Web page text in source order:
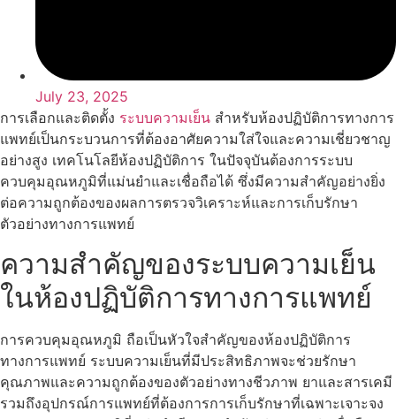
July 23, 2025
การเลือกและติดตั้ง ระบบความเย็น สำหรับห้องปฏิบัติการทางการ
แพทย์เป็นกระบวนการที่ต้องอาศัยความใส่ใจและความเชี่ยวชาญ
อย่างสูง เทคโนโลยีห้องปฏิบัติการ ในปัจจุบันต้องการระบบ
ควบคุมอุณหภูมิที่แม่นยำและเชื่อถือได้ ซึ่งมีความสำคัญอย่างยิ่ง
ต่อความถูกต้องของผลการตรวจวิเคราะห์และการเก็บรักษา
ตัวอย่างทางการแพทย์
ความสำคัญของระบบความเย็น
ในห้องปฏิบัติการทางการแพทย์
การควบคุมอุณหภูมิ ถือเป็นหัวใจสำคัญของห้องปฏิบัติการ
ทางการแพทย์ ระบบความเย็นที่มีประสิทธิภาพจะช่วยรักษา
คุณภาพและความถูกต้องของตัวอย่างทางชีวภาพ ยาและสารเคมี
รวมถึงอุปกรณ์การแพทย์ที่ต้องการการเก็บรักษาที่เฉพาะเจาะจง